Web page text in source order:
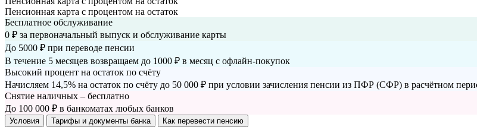
Пенсионная карта с процентом на остаток
Бесплатное обслуживание
0 ₽ за первоначальный выпуск и обслуживание карты
До 5000 ₽ при переводе пенсии
В течение 5 месяцев возвращаем до 1000 ₽ в месяц с офлайн-покупок
Высокий процент на остаток по счёту
Начисляем 14,5% на остаток по счёту до 50 000 ₽ при условии зачисления пенсии из ПФР (СФР) в расчётном
Снятие наличных – бесплатно
До 100 000 ₽ в банкоматах любых банков
Условия Тарифы и документы банка Как перевести пенсию